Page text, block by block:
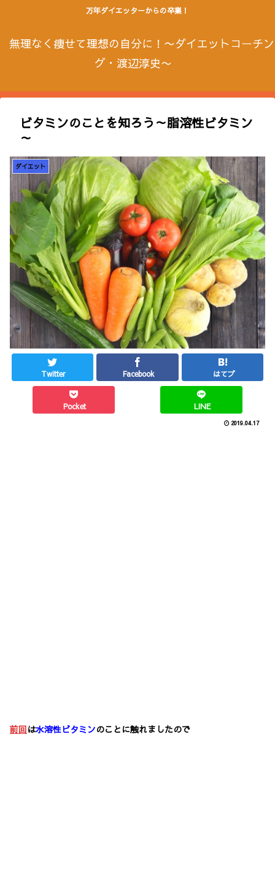
万年ダイエッターからの卒業！
無理なく痩せて理想の自分に！〜ダイエットコーチン
グ・渡辺淳史〜
ビタミンのことを知ろう～脂溶性ビタミン
～
ダイエット
Twitter Facebook はてブ
Pocket LINE
2019.04.17
前回は水溶性ビタミンのことに触れましたので